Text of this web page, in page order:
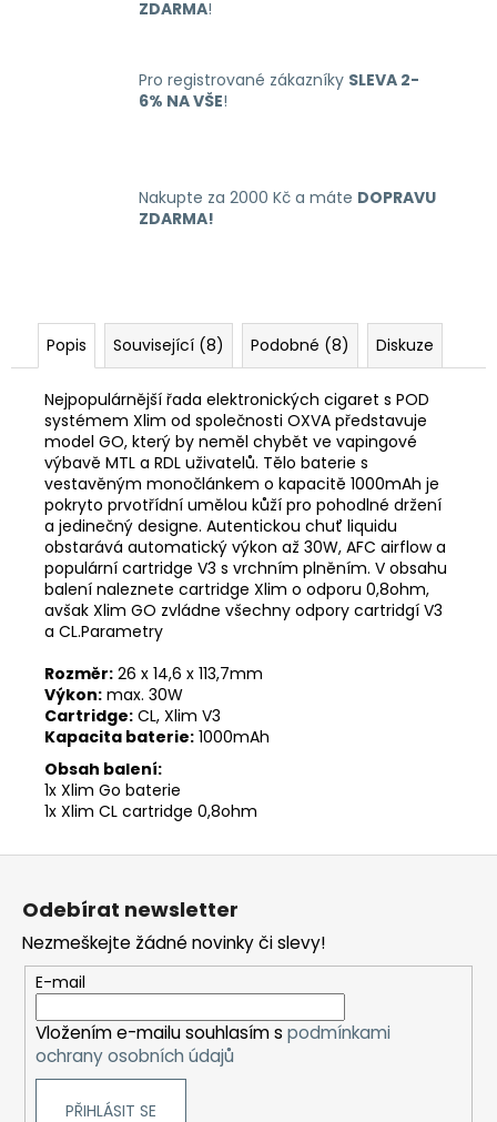
ZDARMA!
Pro registrované zákazníky SLEVA 2-
6% NA VŠE!
Nakupte za 2000 Kč a máte DOPRAVU
ZDARMA!
Popis Související (8) Podobné (8) Diskuze
Nejpopulárnější řada elektronických cigaret s POD
systémem Xlim od společnosti OXVA představuje
model GO, který by neměl chybět ve vapingové
výbavě MTL a RDL uživatelů. Tělo baterie s
vestavěným monočlánkem o kapacitě 1000mAh je
pokryto prvotřídní umělou kůží pro pohodlné držení
a jedinečný designe. Autentickou chuť liquidu
obstarává automatický výkon až 30W, AFC airflow a
populární cartridge V3 s vrchním plněním. V obsahu
balení naleznete cartridge Xlim o odporu 0,8ohm,
avšak Xlim GO zvládne všechny odpory cartridgí V3
a CL.Parametry
Rozměr: 26 x 14,6 x 113,7mm
Výkon: max. 30W
Cartridge: CL, Xlim V3
Kapacita baterie: 1000mAh
Obsah balení:
1x Xlim Go baterie
1x Xlim CL cartridge 0,8ohm
Odebírat newsletter
Nezmeškejte žádné novinky či slevy!
E-mail
Vložením e-mailu souhlasím s podmínkami
ochrany osobních údajů
PŘIHLÁSIT SE